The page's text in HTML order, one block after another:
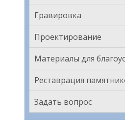
Гравировка
Проектирование
Материалы для
Реставрация
Задать вопрос